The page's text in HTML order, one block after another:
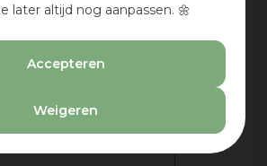
later altijd nog aanpassen. 🌼
Accepteren
Weigeren
zin: *
dit product: